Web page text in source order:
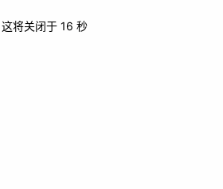
这将关闭于 15 秒